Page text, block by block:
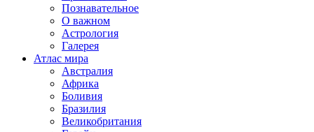
Познавательное
О важном
Астрология
Галерея
Атлас мира
Австралия
Африка
Боливия
Бразилия
Великобритания